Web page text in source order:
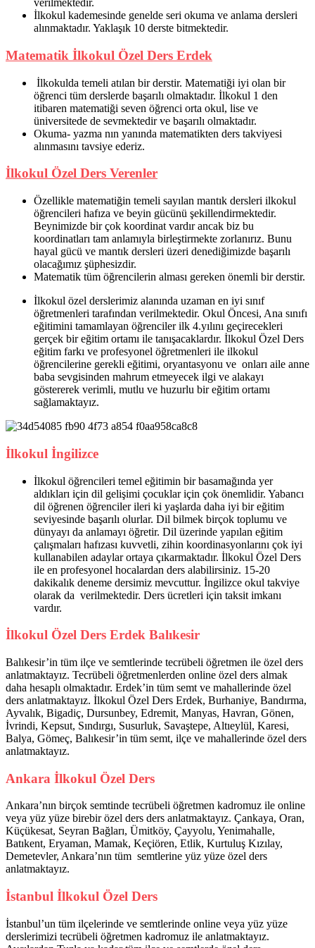
verilmektedir.
İlkokul kademesinde genelde seri okuma ve anlama dersleri
alınmaktadır. Yaklaşık 10 derste bitmektedir.
Matematik İlkokul Özel Ders Erdek
İlkokulda temeli atılan bir derstir. Matematiği iyi olan bir
öğrenci tüm derslerde başarılı olmaktadır. İlkokul 1 den
itibaren matematiği seven öğrenci orta okul, lise ve
üniversitede de sevmektedir ve başarılı olmaktadır.
Okuma- yazma nın yanında matematikten ders takviyesi
alınmasını tavsiye ederiz.
İlkokul Özel Ders Verenler
Özellikle matematiğin temeli sayılan mantık dersleri ilkokul
öğrencileri hafıza ve beyin gücünü şekillendirmektedir.
Beynimizde bir çok koordinat vardır ancak biz bu
koordinatları tam anlamıyla birleştirmekte zorlanırız. Bunu
hayal gücü ve mantık dersleri üzeri denediğimizde başarılı
olacağımız şüphesizdir.
Matematik tüm öğrencilerin alması gereken önemli bir derstir.
İlkokul özel derslerimiz alanında uzaman en iyi sınıf
öğretmenleri tarafından verilmektedir. Okul Öncesi, Ana sınıfı
eğitimini tamamlayan öğrenciler ilk 4.yılını geçirecekleri
gerçek bir eğitim ortamı ile tanışacaklardır. İlkokul Özel Ders
eğitim farkı ve profesyonel öğretmenleri ile ilkokul
öğrencilerine gerekli eğitimi, oryantasyonu ve onları aile anne
baba sevgisinden mahrum etmeyecek ilgi ve alakayı
göstererek verimli, mutlu ve huzurlu bir eğitim ortamı
sağlamaktayız.
İlkokul İngilizce
İlkokul öğrencileri temel eğitimin bir basamağında yer
aldıkları için dil gelişimi çocuklar için çok önemlidir. Yabancı
dil öğrenen öğrenciler ileri ki yaşlarda daha iyi bir eğitim
seviyesinde başarılı olurlar. Dil bilmek birçok toplumu ve
dünyayı da anlamayı öğretir. Dil üzerinde yapılan eğitim
çalışmaları hafızası kuvvetli, zihin koordinasyonlarını çok iyi
kullanabilen adaylar ortaya çıkarmaktadır. İlkokul Özel Ders
ile en profesyonel hocalardan ders alabilirsiniz. 15-20
dakikalık deneme dersimiz mevcuttur. İngilizce okul takviye
olarak da verilmektedir. Ders ücretleri için taksit imkanı
vardır.
İlkokul Özel Ders Erdek Balıkesir
Balıkesir’in tüm ilçe ve semtlerinde tecrübeli öğretmen ile özel ders
anlatmaktayız. Tecrübeli öğretmenlerden online özel ders almak
daha hesaplı olmaktadır. Erdek’in tüm semt ve mahallerinde özel
ders anlatmaktayız. İlkokul Özel Ders Erdek, Burhaniye, Bandırma,
Ayvalık, Bigadiç, Dursunbey, Edremit, Manyas, Havran, Gönen,
İvrindi, Kepsut, Sındırgı, Susurluk, Savaştepe, Altıeylül, Karesi,
Balya, Gömeç, Balıkesir’in tüm semt, ilçe ve mahallerinde özel ders
anlatmaktayız.
Ankara İlkokul Özel Ders
Ankara’nın birçok semtinde tecrübeli öğretmen kadromuz ile online
veya yüz yüze birebir özel ders ders anlatmaktayız. Çankaya, Oran,
Küçükesat, Seyran Bağları, Ümitköy, Çayyolu, Yenimahalle,
Batıkent, Eryaman, Mamak, Keçiören, Etlik, Kurtuluş Kızılay,
Demetevler, Ankara’nın tüm semtlerine yüz yüze özel ders
anlatmaktayız.
İstanbul İlkokul Özel Ders
İstanbul’un tüm ilçelerinde ve semtlerinde online veya yüz yüze
derslerimizi tecrübeli öğretmen kadromuz ile anlatmaktayız.